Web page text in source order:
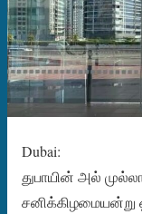
Dubai:
துபாயின் அல்
சனிக்கிழமையன்று